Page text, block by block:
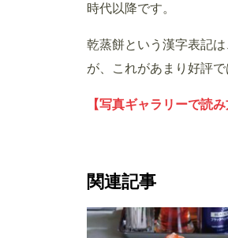
時代以降です。
乾蒸餅という漢字表記
が、これがあまり好評
【写真ギャラリーで読
関連記事